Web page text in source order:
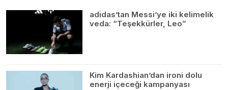
adidas’tan Messi’ye iki kelimelik
veda: “Teşekkürler, Leo”
Kim Kardashian’dan ironi dolu
enerji içeceği kampanyası